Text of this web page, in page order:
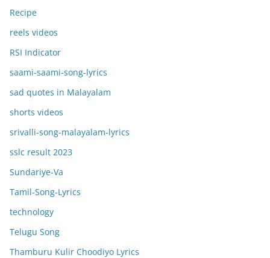
Recipe
reels videos
RSI Indicator
saami-saami-song-lyrics
sad quotes in Malayalam
shorts videos
srivalli-song-malayalam-lyrics
sslc result 2023
Sundariye-Va
Tamil-Song-Lyrics
technology
Telugu Song
Thamburu Kulir Choodiyo Lyrics